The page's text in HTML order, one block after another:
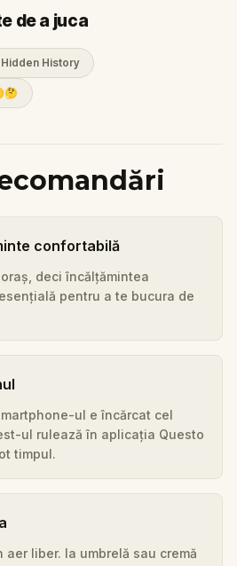
de a juca
Hidden History
confortabilă
deci încălțămintea
pentru a te bucura de
ul e încărcat cel
ul rulează în aplicația Questo
timpul.
aer liber. Ia umbrelă sau cremă